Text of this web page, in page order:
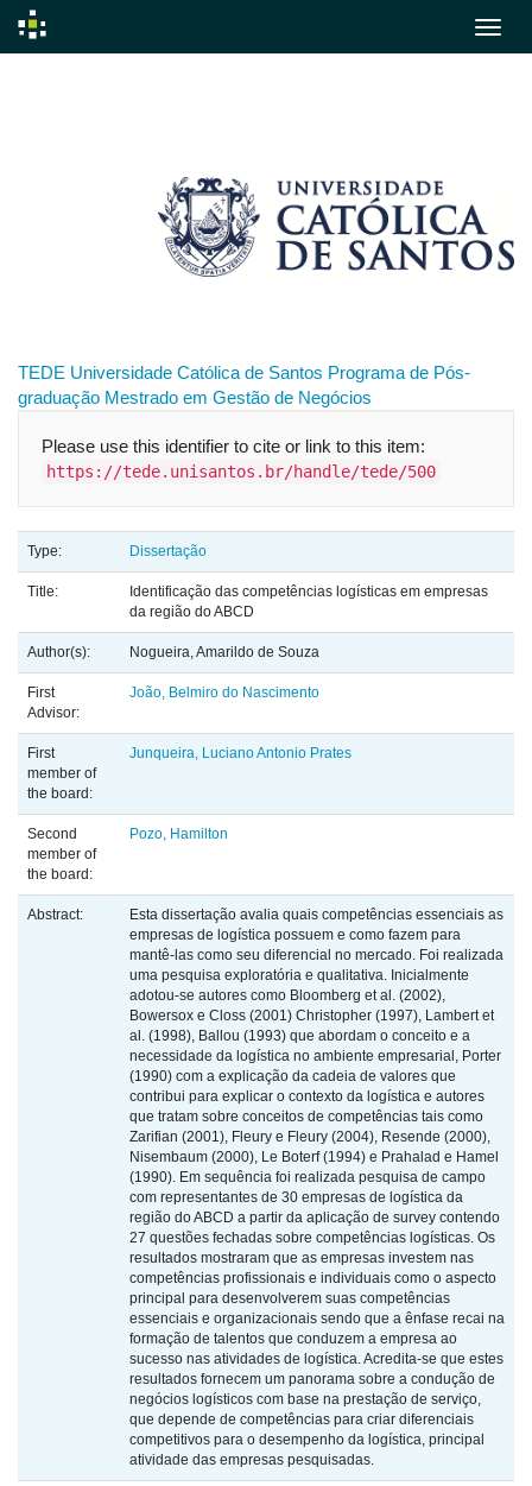
TEDE Universidade Católica de Santos Programa de Pós-
graduação Mestrado em Gestão de Negócios
Please use this identifier to cite or link to this item:
https://tede.unisantos.br/handle/tede/500
Type: Dissertação
Title:
Identificação das competências logísticas em empresas
da região do ABCD
Author(s): Nogueira, Amarildo de Souza
First
Advisor:
João, Belmiro do Nascimento
First
member of
the board:
Junqueira, Luciano Antonio Prates
Second
member of
the board:
Pozo, Hamilton
Abstract:
Esta dissertação avalia quais competências essenciais as
empresas de logística possuem e como fazem para
mantê-las como seu diferencial no mercado. Foi realizada
uma pesquisa exploratória e qualitativa. Inicialmente
adotou-se autores como Bloomberg et al. (2002),
Bowersox e Closs (2001) Christopher (1997), Lambert et
al. (1998), Ballou (1993) que abordam o conceito e a
necessidade da logística no ambiente empresarial, Porter
(1990) com a explicação da cadeia de valores que
contribui para explicar o contexto da logística e autores
que tratam sobre conceitos de competências tais como
Zarifian (2001), Fleury e Fleury (2004), Resende (2000),
Nisembaum (2000), Le Boterf (1994) e Prahalad e Hamel
(1990). Em sequência foi realizada pesquisa de campo
com representantes de 30 empresas de logística da
região do ABCD a partir da aplicação de survey contendo
27 questões fechadas sobre competências logísticas. Os
resultados mostraram que as empresas investem nas
competências profissionais e individuais como o aspecto
principal para desenvolverem suas competências
essenciais e organizacionais sendo que a ênfase recai na
formação de talentos que conduzem a empresa ao
sucesso nas atividades de logística. Acredita-se que estes
resultados fornecem um panorama sobre a condução de
negócios logísticos com base na prestação de serviço,
que depende de competências para criar diferenciais
competitivos para o desempenho da logística, principal
atividade das empresas pesquisadas.